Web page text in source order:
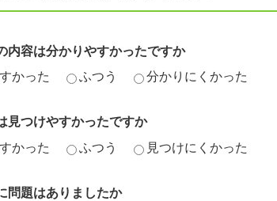
内容は分かりやすかったですか
かった
ふつう 分かりにくかった
見つけやすかったですか
かった
ふつう 見つけにくかった
問題はありましたか